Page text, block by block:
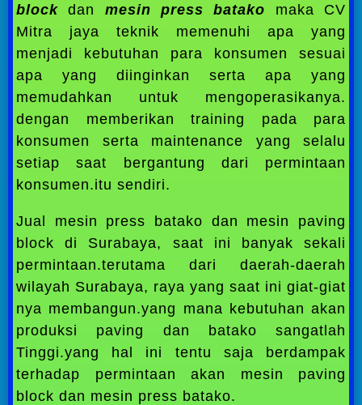
block dan mesin press batako maka CV
Mitra jaya teknik memenuhi apa yang
menjadi kebutuhan para konsumen sesuai
apa yang diinginkan serta apa yang
memudahkan untuk mengoperasikanya.
dengan memberikan training pada para
konsumen serta maintenance yang selalu
setiap saat bergantung dari permintaan
konsumen.itu sendiri.
Jual mesin press batako dan mesin paving
block di Surabaya, saat ini banyak sekali
permintaan.terutama dari daerah-daerah
wilayah Surabaya, raya yang saat ini giat-giat
nya membangun.yang mana kebutuhan akan
produksi paving dan batako sangatlah
Tinggi.yang hal ini tentu saja berdampak
terhadap permintaan akan mesin paving
block dan mesin press batako.